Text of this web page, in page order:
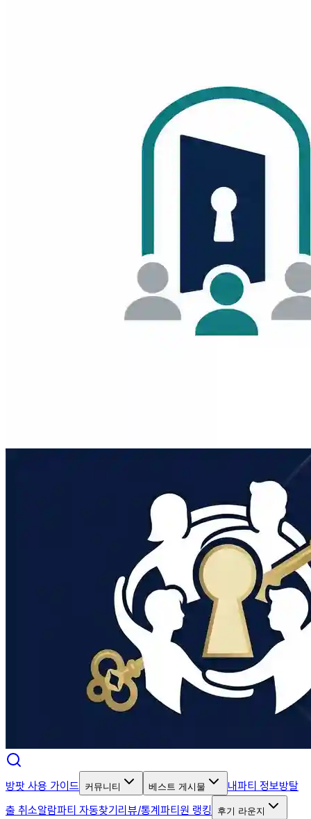
방팟 사용 가이드 커뮤니티 베스트 게시물 내파티 정보방탈
출 취소알람파티 자동찾기리뷰/통계파티원 랭킹 후기 라운지